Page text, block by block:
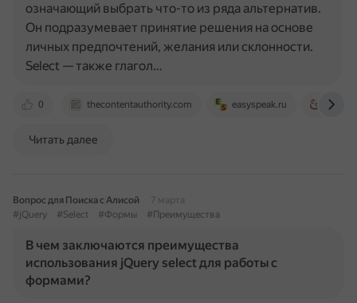
0 thecontentauthority.com easyspeak.ru
означающий выбрать что-то из ряда альтернатив.
Он подразумевает принятие решения на основе
личных предпочтений, желания или склонности.
Select — также глагол…
Читать далее
Вопрос для Поиска с Алисой
7 марта
#jQuery
#Select #Формы #Преимущества
В чем заключаются преимущества
использования jQuery select для работы с
формами?